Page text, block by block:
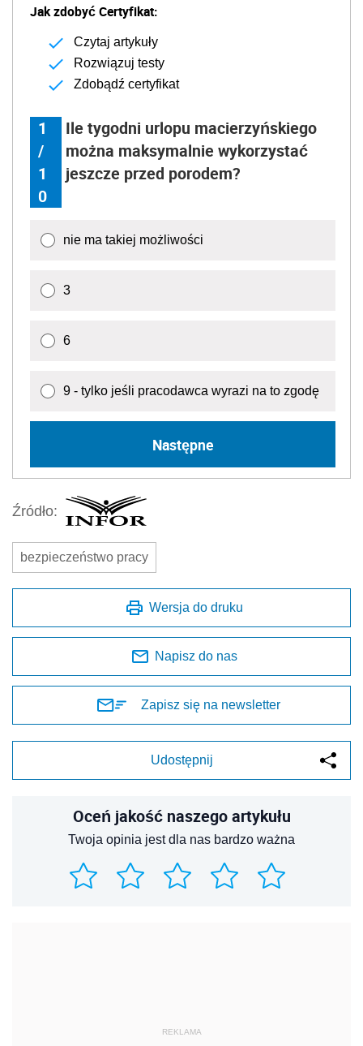
Jak zdobyć Certyfikat:
Czytaj artykuły
Rozwiązuj testy
Zdobądź certyfikat
1
/
1
0
Ile tygodni urlopu macierzyńskiego
można maksymalnie wykorzystać
jeszcze przed porodem?
nie ma takiej możliwości
3
6
9 - tylko jeśli pracodawca wyrazi na to zgodę
Następne
Źródło:
bezpieczeństwo pracy
Wersja do druku
Napisz do nas
Zapisz się na newsletter
Udostępnij
Oceń jakość naszego artykułu
Twoja opinia jest dla nas bardzo ważna
REKLAMA